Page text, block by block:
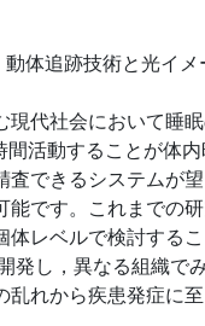
体追跡技術と光イメ
代社会において睡
活動することが体
できるシステムが
です。これまでの
レベルで検討する
し，異なる組織で
れから疾患発症に